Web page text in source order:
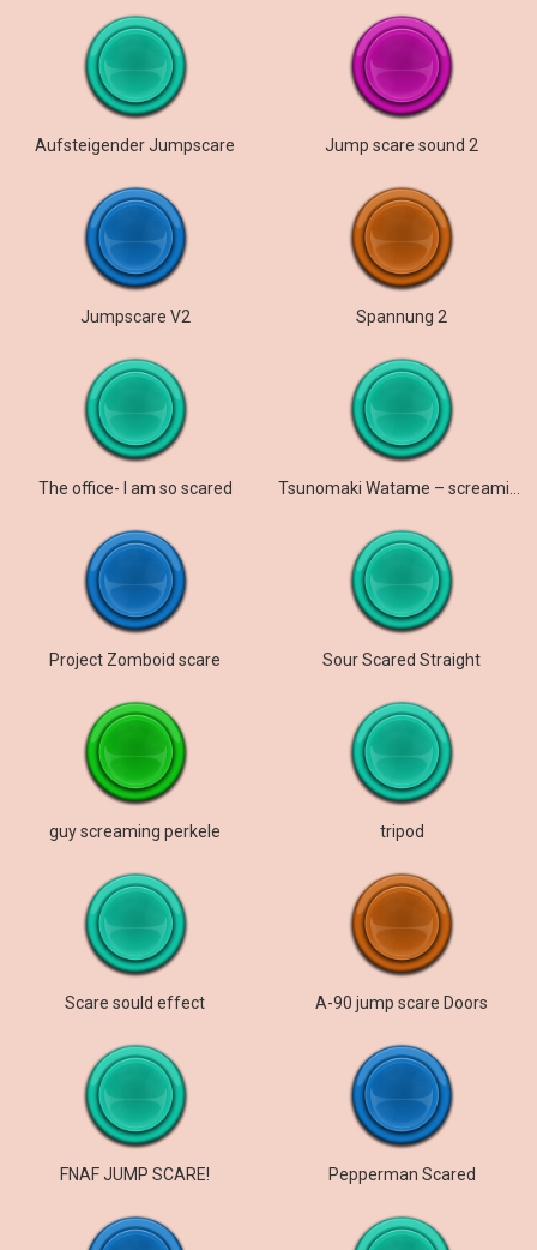
Aufsteigender Jumpscare Jump scare sound 2
Jumpscare V2 Spannung 2
The office- I am so scared
Project Zomboid scare Sour Scared Straight
guy screaming perkele tripod
Scare sould effect A-90 jump scare Doors
FNAF JUMP SCARE! Pepperman Scared